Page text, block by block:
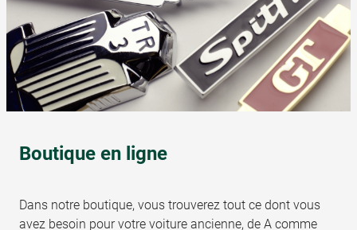
Boutique en ligne
Dans notre boutique, vous trouverez tout ce dont vous
avez besoin pour votre voiture ancienne, de A comme